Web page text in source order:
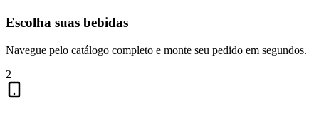
Escolha suas bebidas
Navegue pelo catálogo completo e monte seu pedido em segundos.
2